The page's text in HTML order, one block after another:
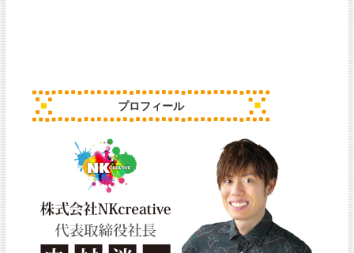
プロフィール